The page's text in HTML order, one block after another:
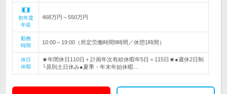
初年度
年収
468万円～550万円
勤務
時間
10:00～19:00（所定労働時間8時間／休憩1時間）
休日
休暇
★年間休日110日＋計画年次有給休暇年5日＝115日★●週休2日制
└原則土日休み●夏季・年末年始休暇…